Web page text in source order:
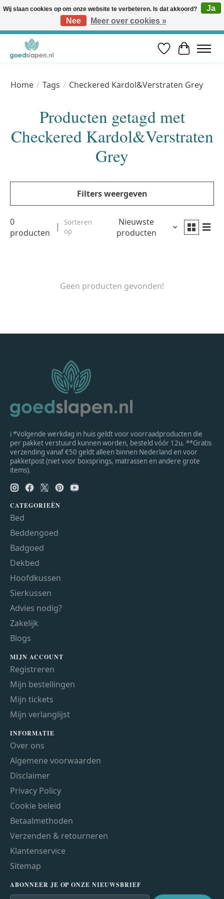
Vóór 12u besteld, volgende werkdag in huis* | Gratis verzending vanaf €50 | Professioneel slaapadvies
Verlanglijst
Home / Tags / Checkered Kardol&Verstraten Grey
Producten getagd met
Checkered Kardol&Verstraten
Grey
Filters weergeven
0
producten
Sorteren
op
Nieuwste
producten
Geen producten gevonden!
ℹ *Volgende werkdag in huis geldt voor voorraadproducten die
per pakket verstuurd kunnen worden, besteld vóór 12u. **Gratis
verzending vanaf €50 geldt alleen binnen Nederland en voor
pakketpost (niet voor boxsprings, matrassen en andere grote
items).
CATEGORIEËN
Bed
Beddengoed
Badgoed
Dekbed
Hoofdkussen
Sierkussen
Advies nodig?
Zakelijk
Blogs
MIJN ACCOUNT
Registreren
Mijn bestellingen
Mijn tickets
Mijn verlanglijst
INFORMATIE
Over ons
Algemene voorwaarden
Disclaimer
Privacy Policy
Cookie beleid
Betaalmethoden
Verzenden & retourneren
Klantenservice
Sitemap
ABONNEER JE OP ONZE NIEUWSBRIEF
Wij slaan cookies op om onze website te verbeteren. Is dat akkoord?
Ja
Nee
Meer over cookies »